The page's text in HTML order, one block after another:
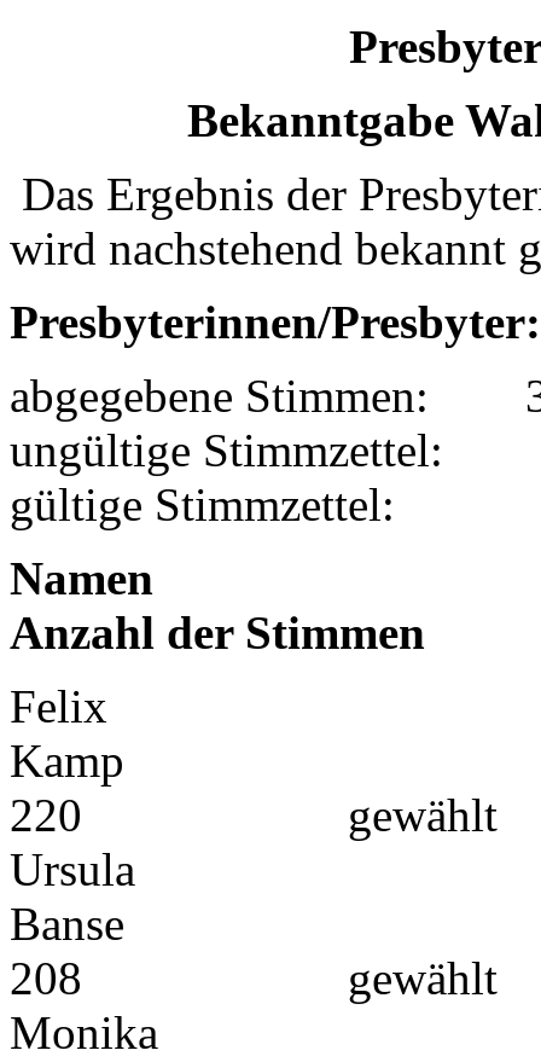
Bekanntgabe
Das Ergebnis der
wird nachstehend bekannt
Presbyterinnen/Presbyter:
abgegebene Stimmen:
ungültige Stimmzettel:
gültige Stimmzettel:
Anzahl der Stimmen
Felix
220 gewählt
Ursula
208 gewählt
Monika